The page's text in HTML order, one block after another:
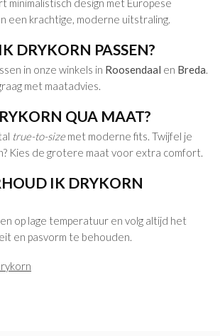
een krachtige, moderne uitstraling.
DRYKORN PASSEN?
in onze winkels in Roosendaal en Breda
met maatadvies.
QUA MAAT?
true-to-sizemet moderne fits. Twijfel je
Kies de grotere maat voor extra comfort.
IK DRYKORN
op lage temperatuur en volg altijd het
en pasvorm te behouden.